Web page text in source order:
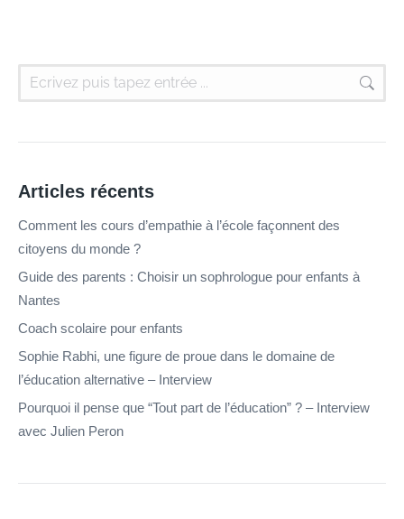
Articles récents
Comment les cours d’empathie à l’école façonnent des
citoyens du monde ?
Guide des parents : Choisir un sophrologue pour enfants à
Nantes
Coach scolaire pour enfants
Sophie Rabhi, une figure de proue dans le domaine de
l’éducation alternative – Interview
Pourquoi il pense que “Tout part de l’éducation” ? – Interview
avec Julien Peron